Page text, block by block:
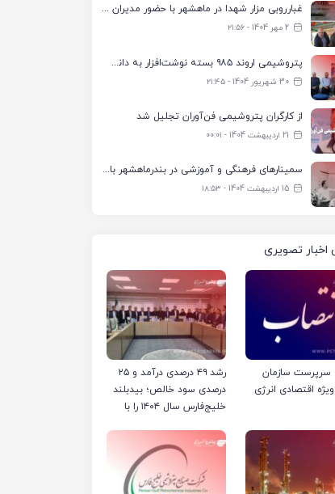
غبارروبی مزار شهدا در ماهشهر با حضور مدیران پتروشیمی اروند و مسئولان شهری
2 مهر 1404 - ۲۱:۵۶
پتروشیمی اروند ۹۸۵ بسته نوشت‌افزار به دانش‌آموزان تحت پوشش کمیته امداد بندرماهشهر اهدا کرد
30 شهریور 1404 - ۲۱:۴۵
از کارگران پتروشیمی فن‌آوران تجلیل شد
21 اردیبهشت 1404 - ۰۰:۰۱
سمینارهای فرهنگی و آموزشی در بندرماهشهر با همکاری فرهنگ‌سرای پتروشیمی مارون
15 اردیبهشت 1404 - ۱۸:۵۳
اخبار تصویری
سرپرست سازمان
اقتصادی انرژی
رشد ۴۹ درصدی درآمد و ۲۵
درصدی سود خالص؛ بیدبلند
خلیج‌فارس سال ۱۴۰۴ را با
رساند